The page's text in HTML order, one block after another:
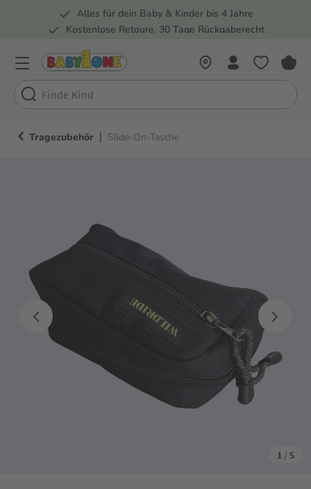
Zur Hauptnavigation springen
Alles für dein Baby & Kinder bis 4 Jahre
Kostenlose Retoure, 30 Tage Rückgaberecht
Tragezubehör | Slide-On-Tasche
1 / 5